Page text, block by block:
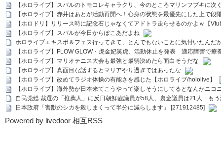
【ホロライブ】スバルのトモコレキャラクリ、今のところマリンフブキに
【ホロライブ】赤井はあとが活動再開へ！心身の状態を最優先にした上で段
【ホロドリ】リリース時に記念石じゃなくてアドトラ走らせるのかよｗ【
【ホロライブ】スバルが今日からぽこあだよね
ホロライブエキスポ＆フェス行ってきて、とんでもないことに気付いたんだ
【ホロライブ】FLOW GLOW・虎金妃笑虎、活動休止を発表 適応障害で療
【ホロライブ】マリオテニス大会も最強と最弱決めたら面白そうだな
【ホロライブ】真面目な話するとマリアやり過ぎではあったな
【ホロライブ】改めてラジオ体操の有能さを感じた【ホロライブ/hololive】
【ホロライブ】海外勢が日本来てこうやって楽しそうにしてるとなんかニコ
自民党総.裁選の「推薦人」に反日朝鮮壺議員が58人、裏金議員は21人 も
日本政府「害獣のシカを殺しまくって半分に減らします」 [271912485]
Powered by livedoor 相互RSS